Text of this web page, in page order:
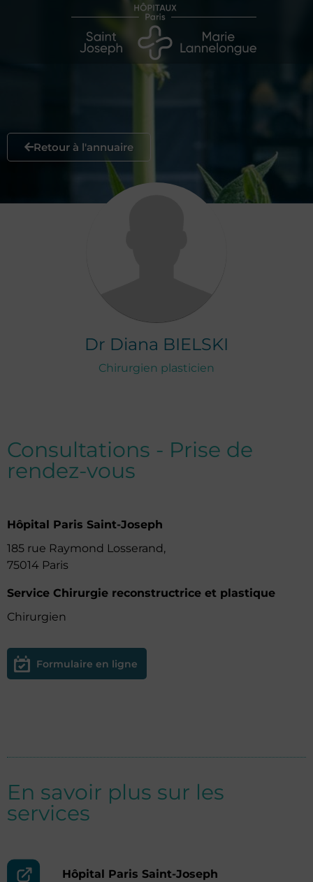
Retour à l'annuaire
Dr Diana BIELSKI
Chirurgien plasticien
Consultations - Prise de
rendez-vous
Hôpital Paris Saint-Joseph
185 rue Raymond Losserand,
75014 Paris
Service Chirurgie reconstructrice et plastique
Chirurgien
Formulaire en ligne
En savoir plus sur les
services
Hôpital Paris Saint-Joseph